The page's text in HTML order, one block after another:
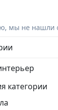
мы не нашли
категории